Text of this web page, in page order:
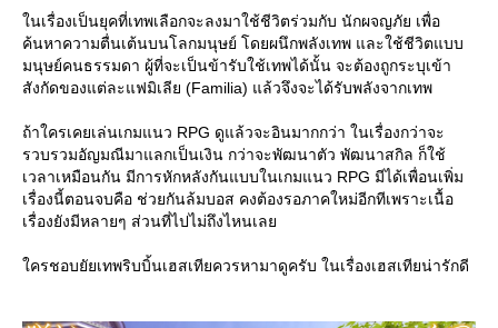
นเรื่องเป็นยุคที่เทพเลือกจะลงมาใช้ชีวิตร่วมกับ นักผจญภัย เพื่อ
ค้นหาความตื่นเต้นบนโลกมนุษย์ โดยผนึกพลังเทพ และใช้ชีวิตแบบ
มนุษย์คนธรรมดา ผู้ที่จะเป็นข้ารับใช้เทพได้นั้น จะต้องถูกระบุเข้า
สังกัดของแต่ละแฟมิเลีย (Familia) แล้วจึงจะได้รับพลังจากเทพ
ถ้าใครเคยเล่นเกมแนว RPG ดูแล้วจะอินมากกว่า ในเรื่องกว่าจะ
รวบรวมอัญมณีมาแลกเป็นเงิน กว่าจะพัฒนาตัว พัฒนาสกิล ก็ใช้
เวลาเหมือนกัน มีการหักหลังกันแบบในเกมแนว RPG มีได้เพื่อนเพิ่ม
เรื่องนี้ตอนจบคือ ช่วยกันล้มบอส คงต้องรอภาคใหม่อีกทีเพราะเนื้อ
เรื่องยังมีหลายๆ ส่วนที่ไปไม่ถึงไหนเล
ครชอบยัยเทพริบบิ้นเฮสเทียควรหามาดูครับ ในเรื่องเฮสเทียน่ารักดี